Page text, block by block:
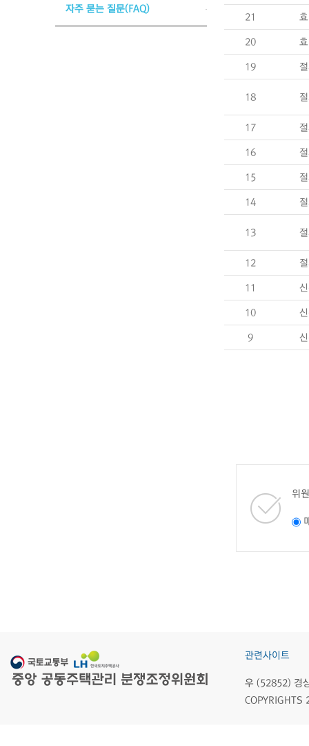
자주 묻는 질문(FAQ)
21
20
19
18
17
16
15
14
13
12
11
10
9
위
관련사이트
우 (52852) 경
COPYRIGHTS